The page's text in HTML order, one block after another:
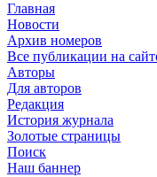
Главная
Новости
Архив номеров
Все публикации на
Авторы
Для авторов
Редакция
История журнала
Золотые страницы
Поиск
Наш баннер